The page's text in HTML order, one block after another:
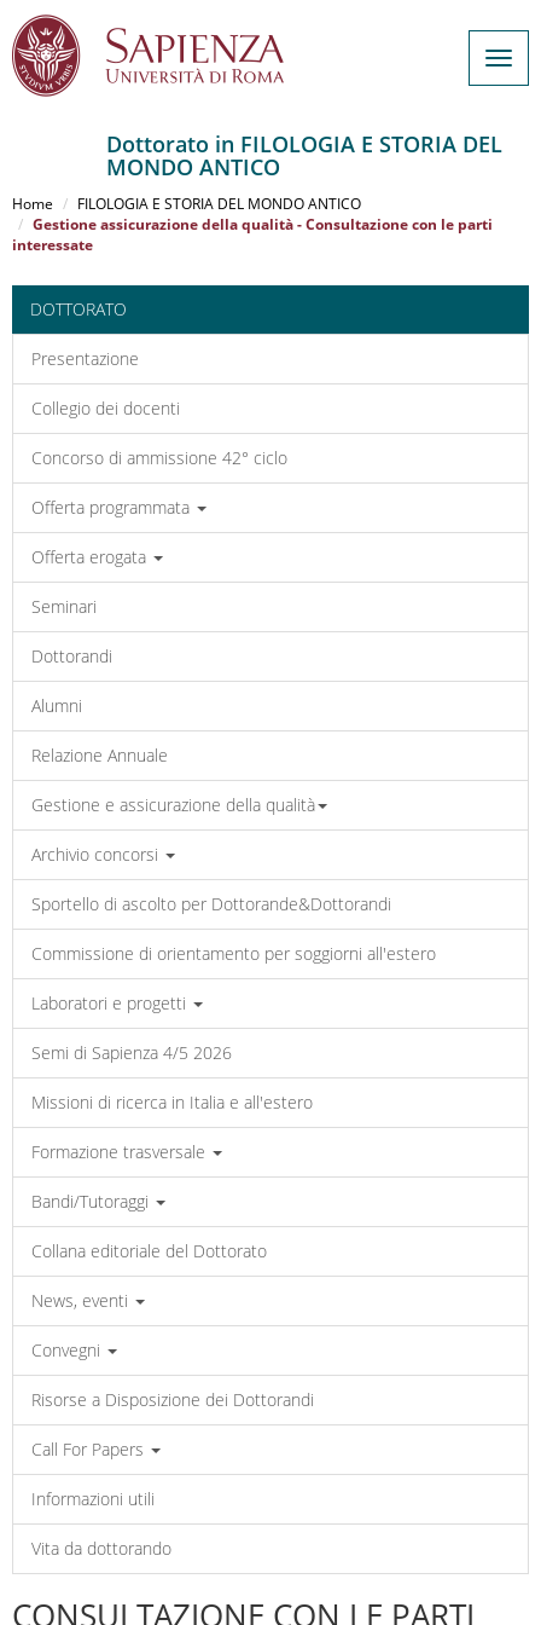
al
contenuto
principale
Dottorato in FILOLOGIA E STORIA DEL
MONDO ANTICO
Home
FILOLOGIA E STORIA DEL MONDO ANTICO
Gestione assicurazione della qualità - Consultazione con le parti
interessate
DOTTORATO
Presentazione
Collegio dei docenti
Concorso di ammissione 42° ciclo
Offerta programmata
Offerta erogata
Seminari
Dottorandi
Alumni
Relazione Annuale
Gestione e assicurazione della qualità
Archivio concorsi
Sportello di ascolto per Dottorande&Dottorandi
Commissione di orientamento per soggiorni all'estero
Laboratori e progetti
Semi di Sapienza 4/5 2026
Missioni di ricerca in Italia e all'estero
Formazione trasversale
Bandi/Tutoraggi
Collana editoriale del Dottorato
News, eventi
Convegni
Risorse a Disposizione dei Dottorandi
Call For Papers
Informazioni utili
Vita da dottorando
CONSULTAZIONE CON LE PARTI